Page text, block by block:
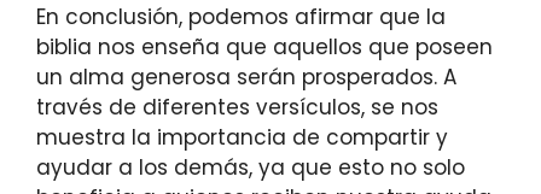
En conclusión, podemos afirmar que la
biblia nos enseña que aquellos que poseen
un alma generosa serán prosperados. A
través de diferentes versículos, se nos
muestra la importancia de compartir y
ayudar a los demás, ya que esto no solo